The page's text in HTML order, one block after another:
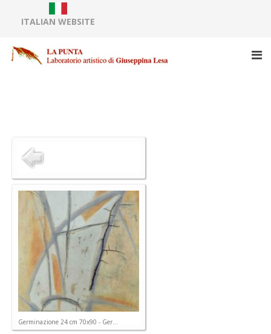
ITALIAN WEBSITE
Germinazione 24 cm 70x90 - Ger...